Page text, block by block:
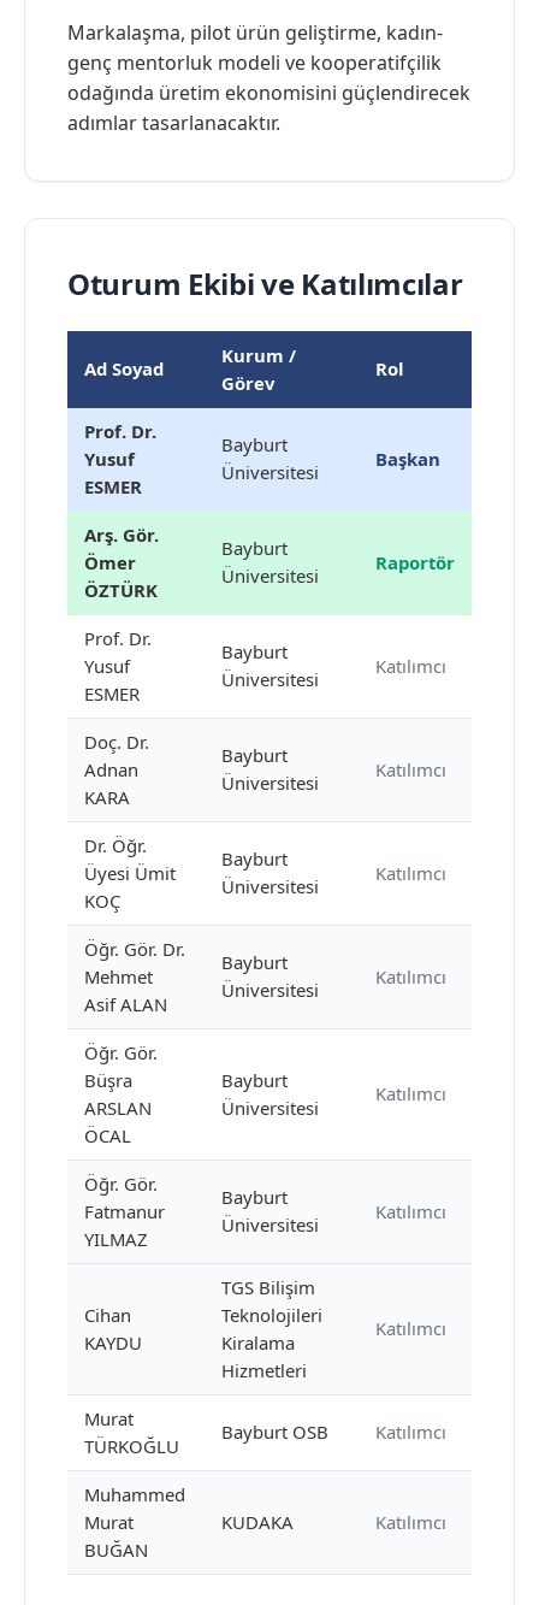
Markalaşma, pilot ürün geliştirme, kadın-
genç mentorluk modeli ve kooperatifçilik
odağında üretim ekonomisini güçlendirecek
adımlar tasarlanacaktır.
Oturum Ekibi ve Katılımcılar
Ad Soyad
Kurum /
Görev
Rol
Prof. Dr.
Yusuf
ESMER
Bayburt
Üniversitesi
Başkan
Arş. Gör.
Ömer
ÖZTÜRK
Bayburt
Üniversitesi
Raportör
Prof. Dr.
Yusuf
ESMER
Bayburt
Üniversitesi
Katılımcı
Doç. Dr.
Adnan
KARA
Bayburt
Üniversitesi
Katılımcı
Dr. Öğr.
Üyesi Ümit
KOÇ
Bayburt
Üniversitesi
Katılımcı
Öğr. Gör. Dr.
Mehmet
Asif ALAN
Bayburt
Üniversitesi
Katılımcı
Öğr. Gör.
Büşra
ARSLAN
ÖCAL
Bayburt
Üniversitesi
Katılımcı
Öğr. Gör.
Fatmanur
YILMAZ
Bayburt
Üniversitesi
Katılımcı
Cihan
KAYDU
TGS Bilişim
Teknolojileri
Kiralama
Hizmetleri
Katılımcı
Murat
TÜRKOĞLU
Bayburt OSB Katılımcı
Muhammed
Murat
BUĞAN
KUDAKA Katılımcı